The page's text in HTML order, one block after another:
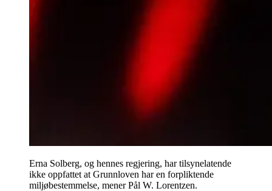
Erna Solberg, og hennes regjering, har tilsynelatende
ikke oppfattet at Grunnloven har en forpliktende
miljøbestemmelse, mener Pål W. Lorentzen.